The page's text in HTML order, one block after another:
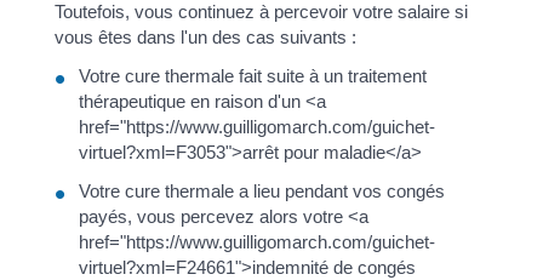
Toutefois, vous continuez à percevoir votre salaire si
vous êtes dans l'un des cas suivants :
Votre cure thermale fait suite à un traitement
thérapeutique en raison d'un <a
href="https://www.guilligomarch.com/guichet-
virtuel?xml=F3053">arrêt pour maladie</a>
Votre cure thermale a lieu pendant vos congés
payés, vous percevez alors votre <a
href="https://www.guilligomarch.com/guichet-
virtuel?xml=F24661">indemnité de congés